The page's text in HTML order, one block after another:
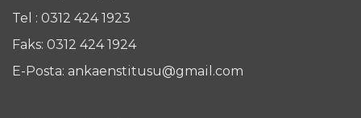
Tel : 0312 424 1923
Faks: 0312 424 1924
E-Posta: ankaenstitusu@gmail.com